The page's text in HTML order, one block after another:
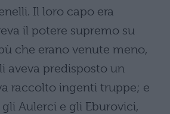
Il loro capo era
il potere supremo su
che erano venute meno,
aveva predisposto un
raccolto ingenti truppe; e
Aulerci e gli Eburovici,